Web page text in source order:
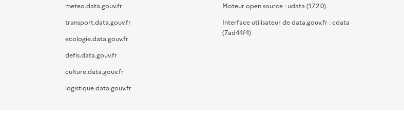
meteo.data.gouv.fr
transport.data.gouv.fr
ecologie.data.gouv.fr
defis.data.gouv.fr
culture.data.gouv.fr
logistique.data.gouv.fr
Moteur open source : udata (17.2.0)
Interface utilisateur de data.gouv.fr : cdata
(7ad44f4)